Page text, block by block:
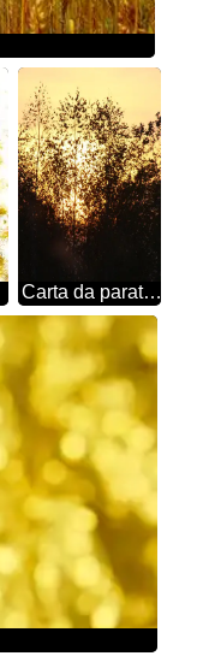
Carta da parati: tramonto